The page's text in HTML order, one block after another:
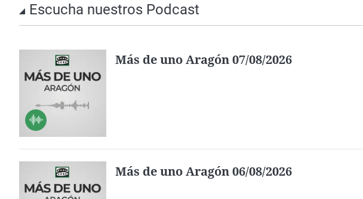
Escucha nuestros Podcast
Más de uno Aragón 07/08/2026
Más de uno Aragón 06/08/2026